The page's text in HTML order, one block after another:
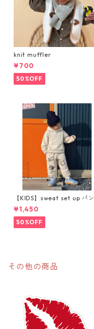
knit muffler
¥700
50%OFF
【KIDS】sweat set up パン
ツ購入ページ
¥1,450
50%OFF
その他の商品